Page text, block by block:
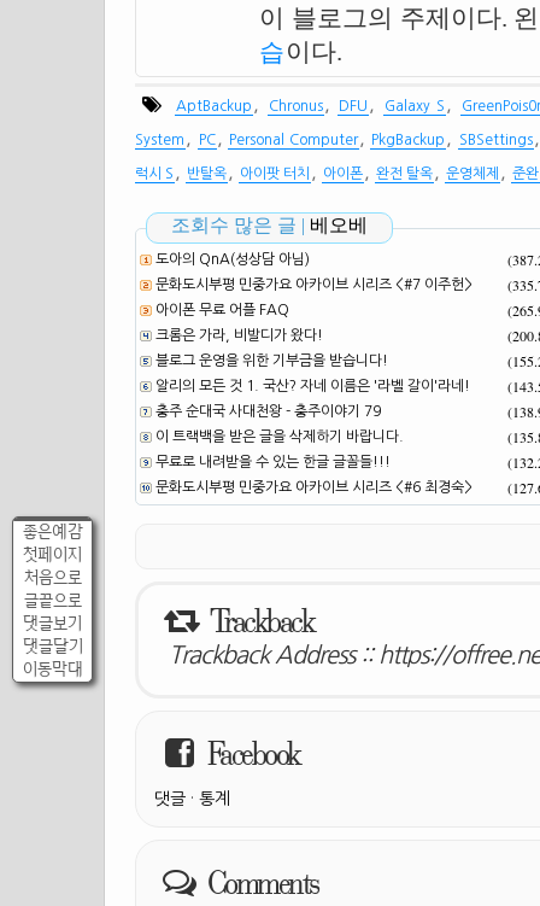
좋은예감
첫페이지
처음으로
글끝으로
댓글보기
댓글달기
이동막대
이 블로그의 주제이다.
습이다.
AptBackup , Chronus , DFU , Galaxy S ,
System , PC , Personal Computer, PkgBackup , SBSettings
럭시 S , 반탈옥 , 아이팟 터치 , 아이폰 , 완전 탈옥 , 운영체제 , 준
조회수 많은 글 | 베오베
도아의 QnA(성상담 아님)
문화도시부평 민중가요 아카이브 시리즈 <#7 이주헌>
아이폰 무료 어플 FAQ
크롬은 가라, 비발디가 왔다!
블로그 운영을 위한 기부금을 받습니다!
알리의 모든 것 1. 국산? 자네 이름은 '라벨 갈이'라네!
충주 순대국 사대천왕 - 충주이야기 79
이 트랙백을 받은 글을 삭제하기 바랍니다.
무료로 내려받을 수 있는 한글 글꼴들!!!
문화도시부평 민중가요 아카이브 시리즈 <#6 최경숙>
Trackback
Trackback Address :: https://
Facebook
댓글 · 통계
Comments